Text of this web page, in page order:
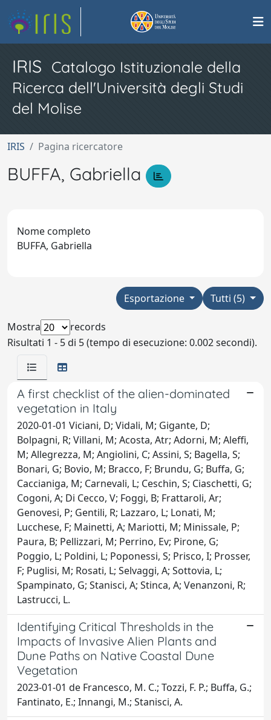
IRIS Catalogo Istituzionale della
Ricerca dell'Università degli Studi
del Molise
IRIS Pagina ricercatore
BUFFA, Gabriella
Nome completo
BUFFA, Gabriella
Tutti (5)
Esportazione
Mostra
records
Risultati 1 - 5 di 5 (tempo di esecuzione: 0.002 secondi).
A first checklist of the alien-dominated
vegetation in Italy
2020-01-01 Viciani, D; Vidali, M; Gigante, D;
Bolpagni, R; Villani, M; Acosta, Atr; Adorni, M; Aleffi,
M; Allegrezza, M; Angiolini, C; Assini, S; Bagella, S;
Bonari, G; Bovio, M; Bracco, F; Brundu, G; Buffa, G;
Caccianiga, M; Carnevali, L; Ceschin, S; Ciaschetti, G;
Cogoni, A; Di Cecco, V; Foggi, B; Frattaroli, Ar;
Genovesi, P; Gentili, R; Lazzaro, L; Lonati, M;
Lucchese, F; Mainetti, A; Mariotti, M; Minissale, P;
Paura, B; Pellizzari, M; Perrino, Ev; Pirone, G;
Poggio, L; Poldini, L; Poponessi, S; Prisco, I; Prosser,
F; Puglisi, M; Rosati, L; Selvaggi, A; Sottovia, L;
Spampinato, G; Stanisci, A; Stinca, A; Venanzoni, R;
Lastrucci, L.
Identifying Critical Thresholds in the
Impacts of Invasive Alien Plants and
Dune Paths on Native Coastal Dune
Vegetation
2023-01-01 de Francesco, M. C.; Tozzi, F. P.; Buffa, G.;
Fantinato, E.; Innangi, M.; Stanisci, A.